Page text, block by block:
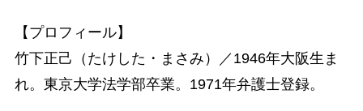
【プロフィール】
竹下正己（たけした・まさみ）／1946年大阪生ま
れ。東京大学法学部卒業。1971年弁護士登録。